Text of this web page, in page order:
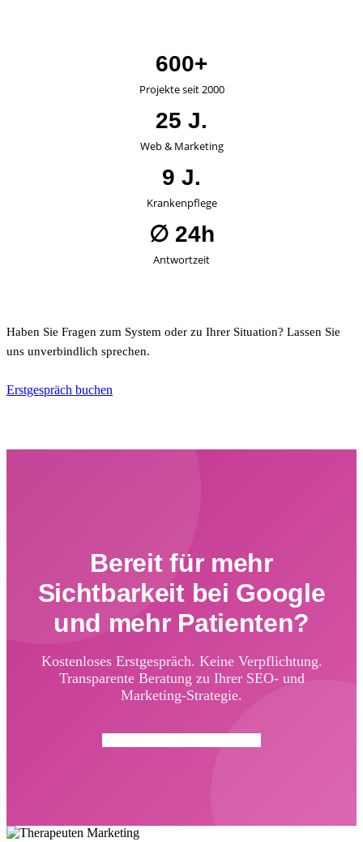
600+
Projekte seit 2000
25 J.
Web & Marketing
9 J.
Krankenpflege
∅ 24h
Antwortzeit
Haben Sie Fragen zum System oder zu Ihrer Situation? Lassen Sie
uns unverbindlich sprechen.
Erstgespräch buchen
Bereit für mehr
Sichtbarkeit bei Google
und mehr Patienten?
Kostenloses Erstgespräch. Keine Verpflichtung.
Transparente Beratung zu Ihrer SEO- und
Marketing-Strategie.